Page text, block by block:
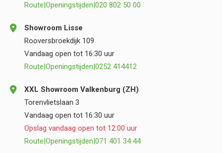
Route|Openingstijden|020 802 50 00
Showroom Lisse
Rooversbroekdijk 109
Vandaag open tot 16:30 uur
Route|Openingstijden|0252 414412
XXL Showroom Valkenburg (ZH)
Torenvlietslaan 3
Vandaag open tot 16:30 uur
Opslag vandaag open tot 12:00 uur
Route|Openingstijden|071 401 34 44